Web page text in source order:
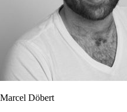
Marcel Döbert